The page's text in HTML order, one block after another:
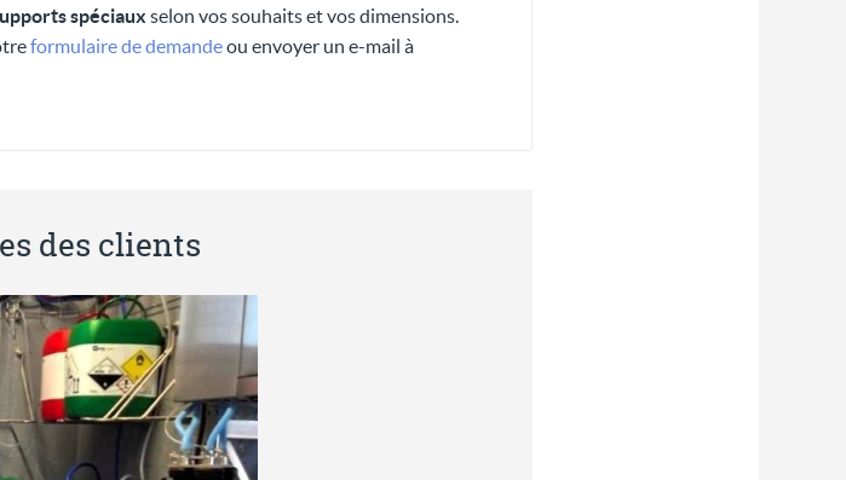
spéciaux selon vos souhaits et vos dimensions.
formulaire de demandeou envoyer un e-mail à
des clients